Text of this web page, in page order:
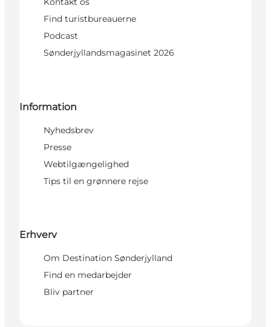
Find turistbureauerne
Podcast
Sønderjyllandsmagasinet 2026
Information
Nyhedsbrev
Presse
Webtilgængelighed
Tips til en grønnere rejse
Erhverv
Om Destination Sønderjylland
Find en medarbejder
Bliv partner